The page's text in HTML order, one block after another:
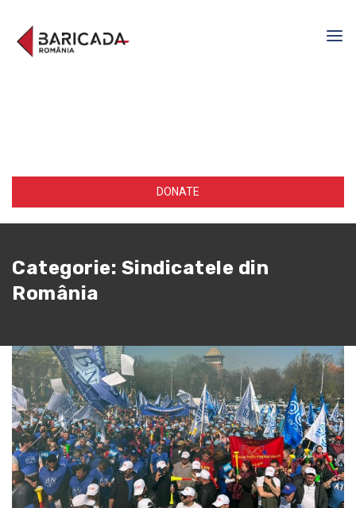
DONATE
Categorie: Sindicatele din
România